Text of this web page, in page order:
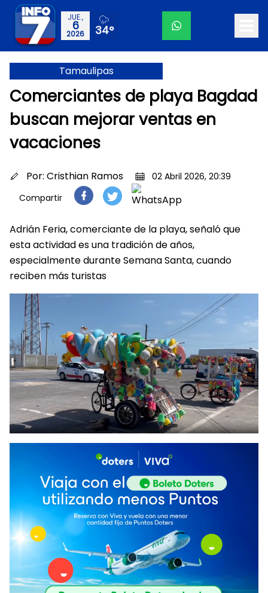
JUE.,
6
2026 34°
Tamaulipas
Comerciantes de playa Bagdad
buscan mejorar ventas en
vacaciones
Por: Cristhian Ramos
02 Abril 2026, 20:39
Compartir
Adrián Feria, comerciante de la playa, señaló que
esta actividad es una tradición de años,
especialmente durante Semana Santa, cuando
reciben más turistas